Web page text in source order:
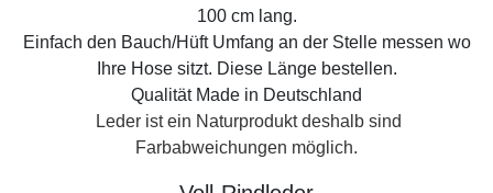
100 cm lang.
Einfach den Bauch/Hüft Umfang an der Stelle messen wo
Ihre Hose sitzt. Diese Länge bestellen.
Qualität Made in Deutschland
Leder ist ein Naturprodukt deshalb sind
Farbabweichungen möglich.